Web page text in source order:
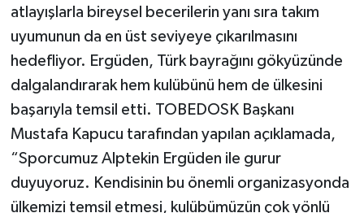
atlayışlarla bireysel becerilerin yanı sıra takım
uyumunun da en üst seviyeye çıkarılmasını
hedefliyor. Ergüden, Türk bayrağını gökyüzünde
dalgalandırarak hem kulübünü hem de ülkesini
başarıyla temsil etti. TOBEDOSK Başkanı
Mustafa Kapucu tarafından yapılan açıklamada,
“Sporcumuz Alptekin Ergüden ile gurur
duyuyoruz. Kendisinin bu önemli organizasyonda
ülkemizi temsil etmesi, kulübümüzün çok yönlü